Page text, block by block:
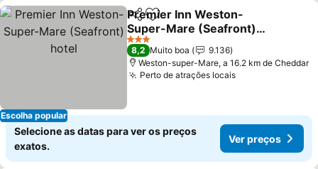
Escolha popular
PartilharAdicionar aos favoritos
Premier Inn Weston-
Super-Mare (Seafront)
hotel
3 Estrelas
8,2 Muito boa
9.136
Weston-super-Mare, a 16.2 km de Cheddar
Perto de atrações locais
Selecione as datas para ver os preços
exatos.
Ver preços